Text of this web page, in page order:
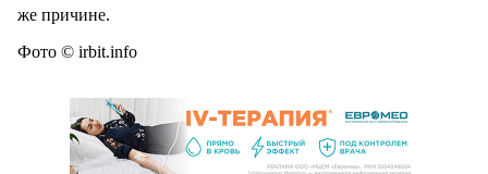
же причине.
Фото © irbit.info